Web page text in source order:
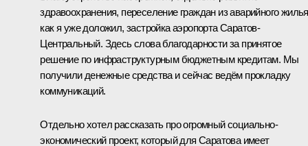
здравоохранения, переселение граждан из аварийного
как я уже доложил, застройка аэропорта Саратов-
Центральный. Здесь слова благодарности за принятое
решение по инфраструктурным бюджетным кредитам. Мы
получили денежные средства и сейчас ведём прокладку
коммуникаций.
Отдельно хотел рассказать про огромный социально-
экономический проект, который для Саратова имеет